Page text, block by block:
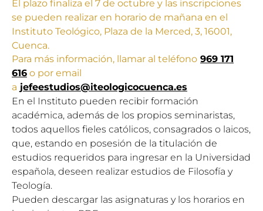
El plazo finaliza el 7 de octubre y las inscripciones
se pueden realizar en horario de mañana en el
Instituto Teológico, Plaza de la Merced, 3, 16001,
Cuenca.
Para más información, llamar al teléfono 969 171
616 o por email
a jefeestudios@iteologicocuenca.es
En el Instituto pueden recibir formación
académica, además de los propios seminaristas,
todos aquellos fieles católicos, consagrados o laicos,
que, estando en posesión de la titulación de
estudios requeridos para ingresar en la Universidad
española, deseen realizar estudios de Filosofía y
Teología.
Pueden descargar las asignaturas y los horarios en